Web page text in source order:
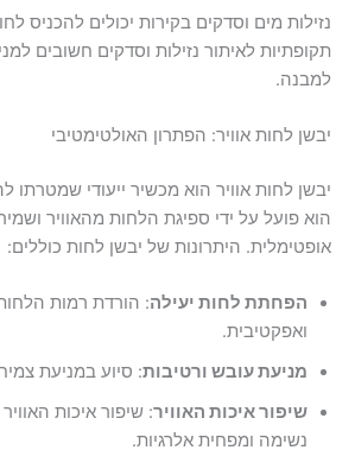
נזילות מים וסדקים בקירות יכולים להכניס
תקופתיות לאיתור נזילות וסדקים חשובים
למבנה.
יבשן לחות אוויר: הפתרון האולטימטיבי
יבשן לחות אוויר הוא מכשיר ייעודי שמטרתו
הוא פועל על ידי ספיגת הלחות מהאוויר
אופטימלית. היתרונות של יבשן לחות כוללים:
הפחתת לחות יעילה: הורדת רמות
ואפקטיבית.
מניעת עובש ורטיבות: סיוע במניעת
שיפור איכות האוויר: שיפור איכות
נשימה ומפחית אלרגיות.